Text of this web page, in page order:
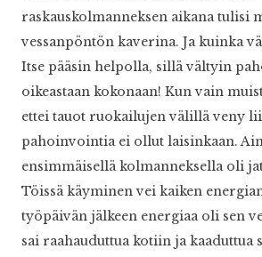
raskauskolmanneksen aikana tulisi
vessanpöntön kaverina. Ja kuinka
Itse pääsin helpolla, sillä vältyin
oikeastaan kokonaan! Kun vain
ettei tauot ruokailujen välillä veny
pahoinvointia ei ollut laisinkaan.
ensimmäisellä kolmanneksella oli
Töissä käyminen vei kaiken
työpäivän jälkeen energiaa oli sen
sai raahauduttua kotiin ja kaaduttua